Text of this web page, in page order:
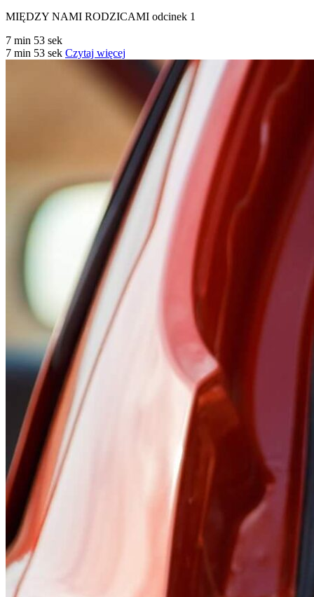
MIĘDZY NAMI RODZICAMI odcinek 1
7 min 53 sek
7 min 53 sek Czytaj więcej